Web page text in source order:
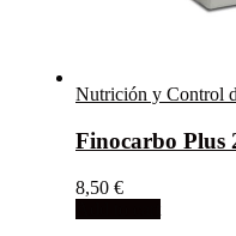
Nutrición y Control
Finocarbo Plus
8,50 €